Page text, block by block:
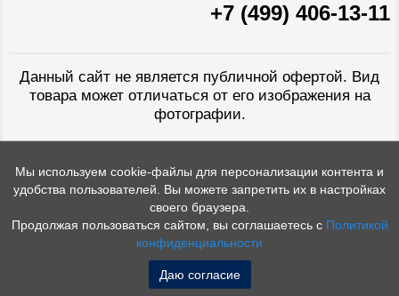
+7 (499) 406-13-11
Данный сайт не является публичной офертой. Вид
товара может отличаться от его изображения на
фотографии.
Мы используем cookie-файлы для персонализации контента и
удобства пользователей. Вы можете запретить их в настройках
своего браузера.
Продолжая пользоваться сайтом, вы соглашаетесь с Политикой
конфиденциальности
Даю согласие